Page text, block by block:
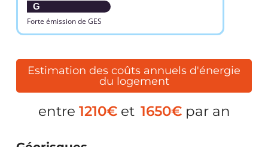
G
Forte émission de GES
Estimation des coûts annuels d'énergie
du logement
entre 1210€et 1650€par an